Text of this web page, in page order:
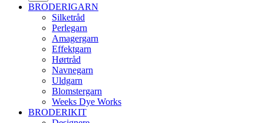
BRODERIGARN
Silketråd
Perlegarn
Amagergarn
Effektgarn
Hørtråd
Navnegarn
Uldgarn
Blomstergarn
Weeks Dye Works
BRODERIKIT